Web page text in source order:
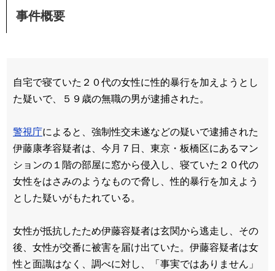
事件概要
自宅で寝ていた２０代の女性に性的暴行を加えようとし
た疑いで、５９歳の無職の男が逮捕された。
警視庁によると、強制性交未遂などの疑いで逮捕された
伊藤康孝容疑者は、今月７日、東京・板橋区にあるマン
ションの１階の部屋に窓から侵入し、寝ていた２０代の
女性をはさみのようなもので脅し、性的暴行を加えよう
とした疑いがもたれている。
女性が抵抗したため伊藤容疑者は玄関から逃走し、その
後、女性が交番に被害を届け出ていた。伊藤容疑者は女
性と面識はなく、調べに対し、「事実ではありません」